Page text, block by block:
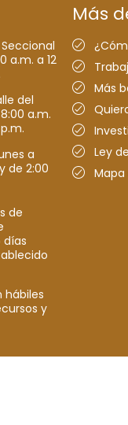
a.m. a 12
del
a.m.
a
de 2:00
de
días
hábiles
y
Más
Más
Ley
Mapa